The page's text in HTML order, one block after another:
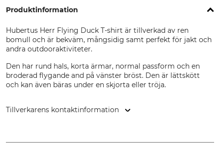
Produktinformation
Hubertus Herr Flying Duck T-shirt är tillverkad av ren
bomull och är bekväm, mångsidig samt perfekt för jakt och
andra outdooraktiviteter.
Den har rund hals, korta ärmar, normal passform och en
broderad flygande and på vänster bröst. Den är lättskött
och kan även bäras under en skjorta eller tröja.
Tillverkarens kontaktinformation
28876 Oyten, Germany, www.overhues-schuessler.de